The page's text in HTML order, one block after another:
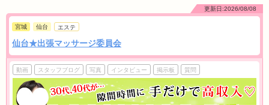
更新日:2026/08/08
宮城 仙台 エステ
仙台★出張マッサージ委員会
動画 スタッフブログ 写真 インタビュー 掲示板 質問